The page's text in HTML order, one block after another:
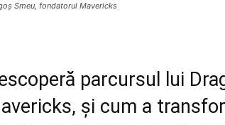
Smeu, fondatorul Mavericks
parcursul lui
și cum a